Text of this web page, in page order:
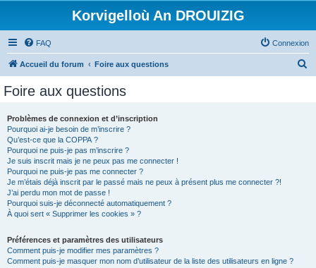
Korvigelloù An DROUIZIG
FAQ Connexion
Accueil du forum Foire aux questions
Foire aux questions
Problèmes de connexion et d’inscription
Pourquoi ai-je besoin de m’inscrire ?
Qu’est-ce que la COPPA ?
Pourquoi ne puis-je pas m’inscrire ?
Je suis inscrit mais je ne peux pas me connecter !
Pourquoi ne puis-je pas me connecter ?
Je m’étais déjà inscrit par le passé mais ne peux à présent plus me connecter ?!
J’ai perdu mon mot de passe !
Pourquoi suis-je déconnecté automatiquement ?
À quoi sert « Supprimer les cookies » ?
Préférences et paramètres des utilisateurs
Comment puis-je modifier mes paramètres ?
Comment puis-je masquer mon nom d’utilisateur de la liste des utilisateurs en ligne ?